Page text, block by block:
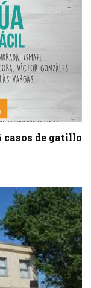
casos de gatillo